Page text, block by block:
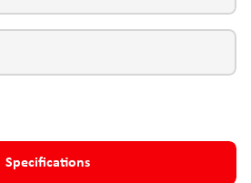
Specifications